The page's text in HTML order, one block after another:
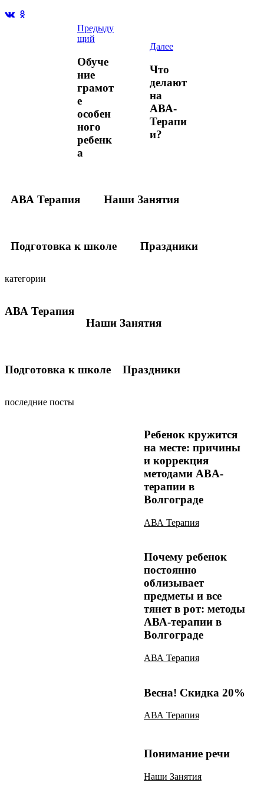
Предыду
щий
Обуче
ние
грамот
е
особен
ного
ребенк
а
Далее
Что
делают
на
АВА-
Терапи
и?
АВА Терапия Наши Занятия
Подготовка к школе Праздники
категории
АВА Терапия
Наши Занятия
Подготовка к школе Праздники
последние посты
Ребенок кружится
на месте: причины
и коррекция
методами ABA-
терапии в
Волгограде
АВА Терапия
Почему ребенок
постоянно
облизывает
предметы и все
тянет в рот: методы
АВА-терапии в
Волгограде
АВА Терапия
Весна! Скидка 20%
АВА Терапия
Понимание речи
Наши Занятия